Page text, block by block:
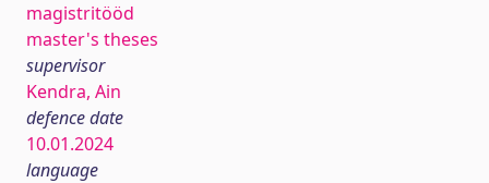
magistritööd
master's theses
supervisor
Kendra, Ain
defence date
10.01.2024
language